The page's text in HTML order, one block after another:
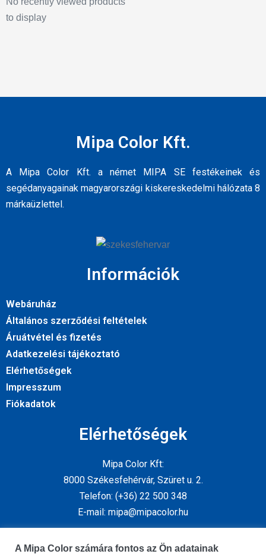
to display
Mipa Color Kft.
A Mipa Color Kft. a német MIPA SE festékeinek és
segédanyagainak magyarországi kiskereskedelmi hálózata 8
márkaüzlettel.
Információk
Webáruház
Általános szerződési feltételek
Áruátvétel és fizetés
Adatkezelési tájékoztató
Elérhetőségek
Impresszum
Fiókadatok
Elérhetőségek
Mipa Color Kft:
8000 Székesfehérvár, Szüret u. 2.
Telefon: (+36) 22 500 348
E-mail: mipa@mipacolor.hu
Kövess minket
A Mipa Color számára fontos az Ön adatainak